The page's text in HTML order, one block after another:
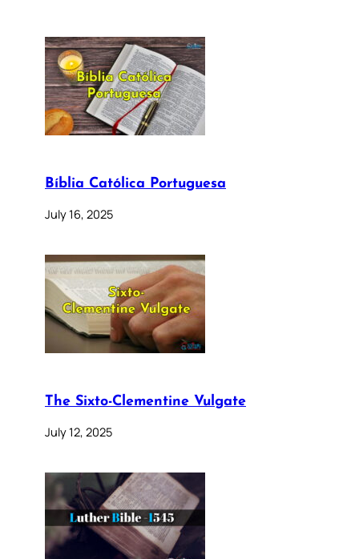
Bíblia Católica Portuguesa
July 16, 2025
The Sixto-Clementine Vulgate
July 12, 2025